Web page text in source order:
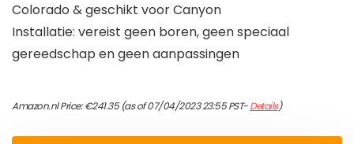
Colorado & geschikt voor Canyon
Installatie: vereist geen boren, geen speciaal
gereedschap en geen aanpassingen
Amazon.nl Price:€241.35(as of 07/04/2023 23:55 PST-Details)